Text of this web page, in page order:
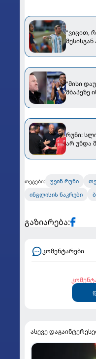
"ვიცით,
"მისი
მბაპეზე
რუნი:
არ უნდა
თეგები: უეინ რუნი
ინგლისის ნაკრები
გაზიარება:
კომენტარები
ასევე